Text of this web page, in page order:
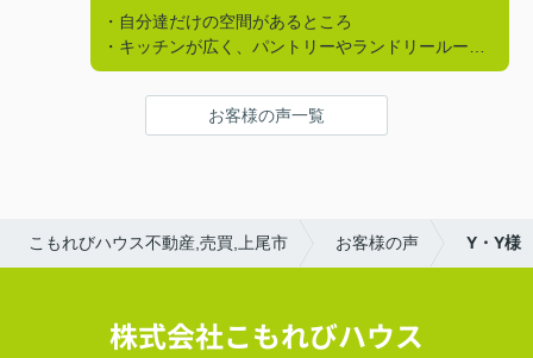
・自分達だけの空間があるところ
・キッチンが広く、パントリーやランドリールーム
がある
・アクセントクロスが好み、庭がある、木目調がい
お客様の声一覧
こもれびハウス不動産,売買,上尾市 お客様の声 Y・Y様
株式会社こもれびハウス